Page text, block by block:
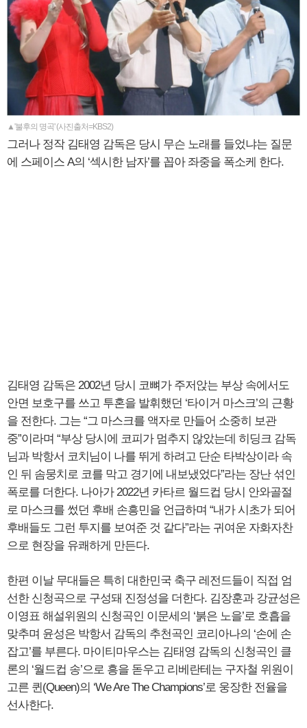
▲'불후의 명곡' (사진출처=KBS2)
그러나 정작 김태영 감독은 당시 무슨 노래를 들었냐는 질문
에 스페이스 A의 ‘섹시한 남자’를 꼽아 좌중을 폭소케 한다.
김태영 감독은 2002년 당시 코뼈가 주저앉는 부상 속에서도
안면 보호구를 쓰고 투혼을 발휘했던 ‘타이거 마스크’의 근황
을 전한다. 그는 “그 마스크를 액자로 만들어 소중히 보관
중”이라며 “부상 당시에 코피가 멈추지 않았는데 히딩크 감독
님과 박항서 코치님이 나를 뛰게 하려고 단순 타박상이라 속
인 뒤 솜뭉치로 코를 막고 경기에 내보냈었다”라는 장난 섞인
폭로를 더한다. 나아가 2022년 카타르 월드컵 당시 안와골절
로 마스크를 썼던 후배 손흥민을 언급하며 “내가 시초가 되어
후배들도 그런 투지를 보여준 것 같다”라는 귀여운 자화자찬
으로 현장을 유쾌하게 만든다.
한편 이날 무대들은 특히 대한민국 축구 레전드들이 직접 엄
선한 신청곡으로 구성돼 진정성을 더한다. 김장훈과 강균성은
이영표 해설위원의 신청곡인 이문세의 ‘붉은 노을’로 호흡을
맞추며 윤성은 박항서 감독의 추천곡인 코리아나의 ‘손에 손
잡고’를 부른다. 마이티마우스는 김태영 감독의 신청곡인 클
론의 ‘월드컵 송’으로 흥을 돋우고 리베란테는 구자철 위원이
고른 퀸(Queen)의 ‘We Are The Champions’로 웅장한 전율을
선사한다.